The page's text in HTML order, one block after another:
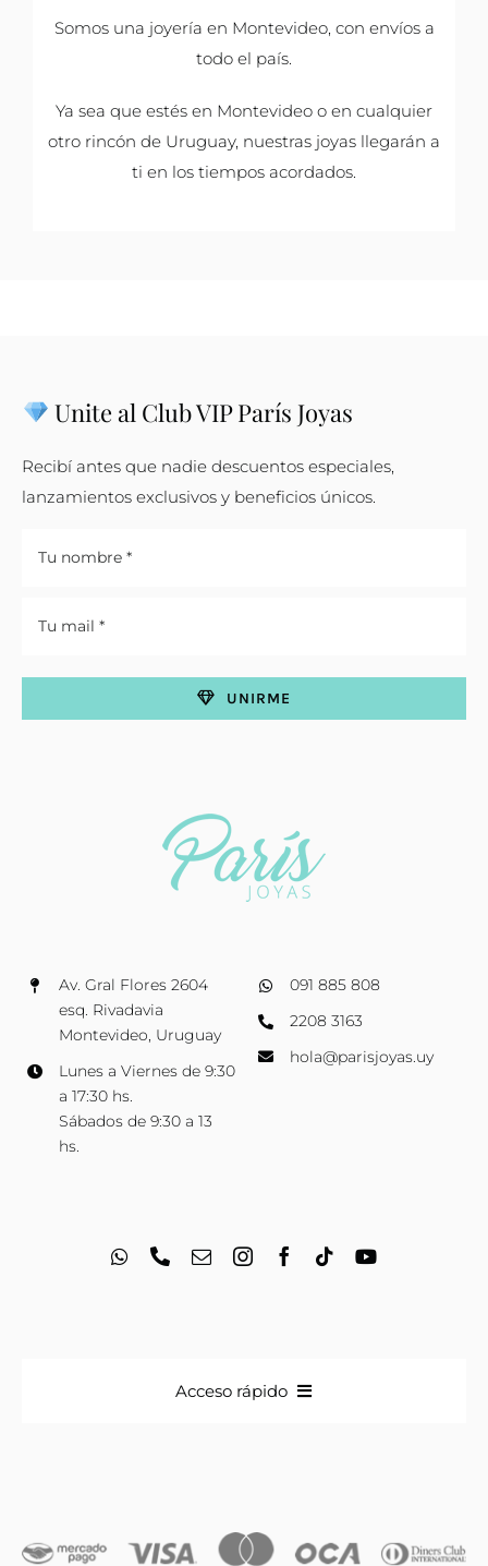
Somos una joyería en Montevideo, con envíos a
todo el país.
Ya sea que estés en Montevideo o en cualquier
otro rincón de Uruguay, nuestras joyas llegarán a
ti en los tiempos acordados.
Av. Gral Flores 2604
esq. Rivadavia
Montevideo, Uruguay
Lunes a Viernes de 9:30
a 17:30 hs.
Sábados de 9:30 a 13
hs.
091 885 808
2208 3163
hola@parisjoyas.uy
Unite al Club VIP París Joyas
Recibí antes que nadie descuentos especiales,
lanzamientos exclusivos y beneficios únicos.
UNIRME
Acceso rápido
Iniciales